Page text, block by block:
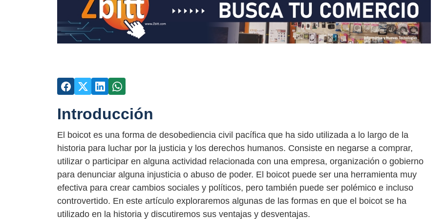
Introducción
El boicot es una forma de desobediencia civil pacífica que ha sido utilizada a lo largo de la
historia para luchar por la justicia y los derechos humanos. Consiste en negarse a comprar,
utilizar o participar en alguna actividad relacionada con una empresa, organización o gobierno
para denunciar alguna injusticia o abuso de poder. El boicot puede ser una herramienta muy
efectiva para crear cambios sociales y políticos, pero también puede ser polémico e incluso
controvertido. En este artículo exploraremos algunas de las formas en que el boicot se ha
utilizado en la historia y discutiremos sus ventajas y desventajas.